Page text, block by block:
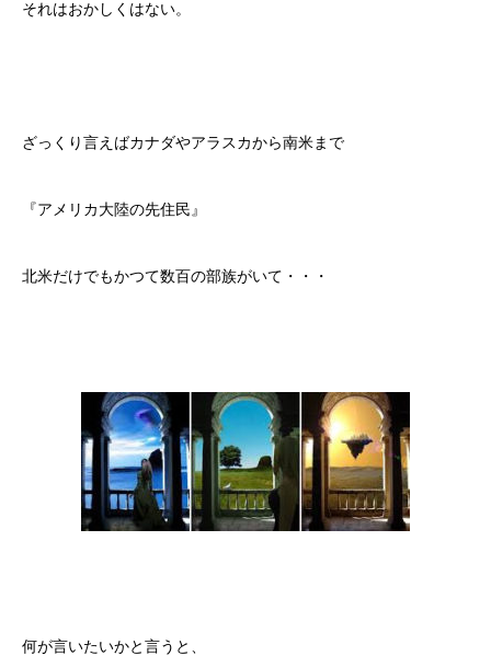
それはおかしくはない。
ざっくり言えばカナダやアラスカから南米まで
『アメリカ大陸の先住民』
北米だけでもかつて数百の部族がいて・・・
何が言いたいかと言うと、